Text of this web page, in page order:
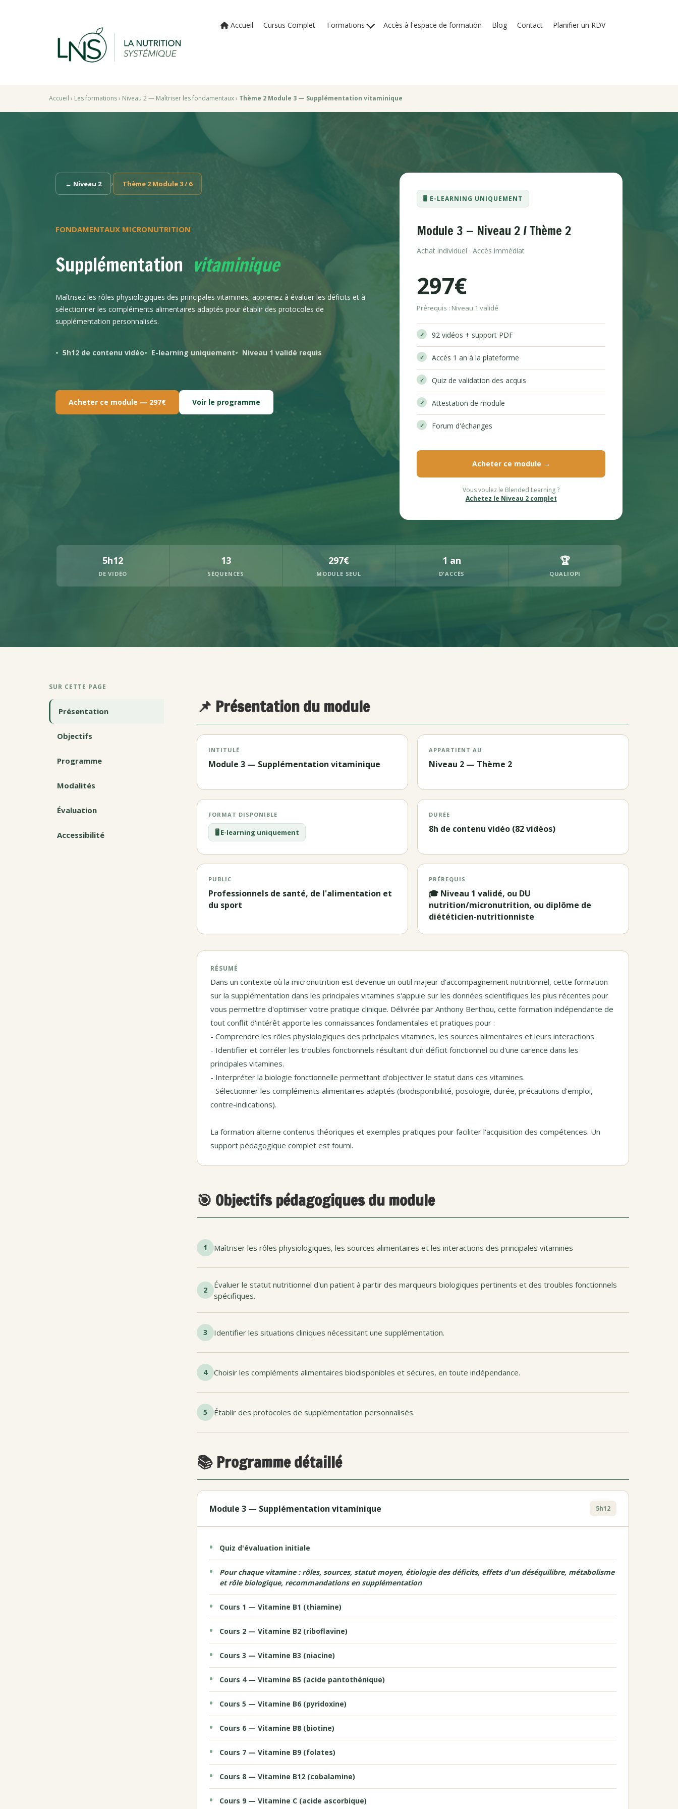
Accueil Cursus Complet Formations Accès à l'espace de formation Blog Contact Planifier un RDV
Accueil › Les formations› Niveau 2 — Maîtriser les fondamentaux› Thème 2 Module 3 — Supplémentation vitaminique
← Niveau 2 › Thème 2 Module 3 / 6
FONDAMENTAUX MICRONUTRITION
Supplémentation vitaminique
Maîtrisez les rôles physiologiques des principales vitamines, apprenez à évaluer les déficits et à
sélectionner les compléments alimentaires adaptés pour établir des protocoles de
supplémentation personnalisés.
5h12 de contenu vidéo E-learning uniquement Niveau 1 validé requis
Acheter ce module — 297€ Voir le programme
🖥️ E-LEARNING UNIQUEMENT
Module 3 — Niveau 2 / Thème 2
Achat individuel · Accès immédiat
297€
Prérequis : Niveau 1 validé
92 vidéos + support PDF
Accès 1 an à la plateforme
Quiz de validation des acquis
Attestation de module
Forum d'échanges
Acheter ce module →
Vous voulez le Blended Learning ?
Achetez le Niveau 2 complet
5h12
DE VIDÉO
13
SÉQUENCES
297€
MODULE SEUL
1 an
D'ACCÈS
🏆
QUALIOPI
SUR CETTE PAGE
Présentation
Objectifs
Programme
Modalités
Évaluation
Accessibilité
📌 Présentation du module
INTITULÉ
Module 3 — Supplémentation vitaminique
APPARTIENT AU
Niveau 2 — Thème 2
FORMAT DISPONIBLE
🖥️ E-learning uniquement
DURÉE
8h de contenu vidéo (82 vidéos)
PUBLIC
Professionnels de santé, de l'alimentation et
du sport
PRÉREQUIS
🎓 Niveau 1 validé, ou DU
nutrition/micronutrition, ou diplôme de
diététicien-nutritionniste
RÉSUMÉ
Dans un contexte où la micronutrition est devenue un outil majeur d'accompagnement nutritionnel, cette formation
sur la supplémentation dans les principales vitamines s'appuie sur les données scientifiques les plus récentes pour
vous permettre d'optimiser votre pratique clinique. Délivrée par Anthony Berthou, cette formation indépendante de
tout conflit d'intérêt apporte les connaissances fondamentales et pratiques pour :
- Comprendre les rôles physiologiques des principales vitamines, les sources alimentaires et leurs interactions.
- Identifier et corréler les troubles fonctionnels résultant d'un déficit fonctionnel ou d'une carence dans les
principales vitamines.
- Interpréter la biologie fonctionnelle permettant d'objectiver le statut dans ces vitamines.
- Sélectionner les compléments alimentaires adaptés (biodisponibilité, posologie, durée, précautions d'emploi,
contre-indications).
La formation alterne contenus théoriques et exemples pratiques pour faciliter l'acquisition des compétences. Un
support pédagogique complet est fourni.
🎯 Objectifs pédagogiques du module
1 Maîtriser les rôles physiologiques, les sources alimentaires et les interactions des principales vitamines
2
Évaluer le statut nutritionnel d'un patient à partir des marqueurs biologiques pertinents et des troubles fonctionnels
spécifiques.
3 Identifier les situations cliniques nécessitant une supplémentation.
4 Choisir les compléments alimentaires biodisponibles et sécures, en toute indépendance.
5 Établir des protocoles de supplémentation personnalisés.
📚 Programme détaillé
Module 3 — Supplémentation vitaminique 5h12
Quiz d'évaluation initiale
Pour chaque vitamine : rôles, sources, statut moyen, étiologie des déficits, effets d'un déséquilibre, métabolisme
et rôle biologique, recommandations en supplémentation
Cours 1 — Vitamine B1 (thiamine)
Cours 2 — Vitamine B2 (riboflavine)
Cours 3 — Vitamine B3 (niacine)
Cours 4 — Vitamine B5 (acide pantothénique)
Cours 5 — Vitamine B6 (pyridoxine)
Cours 6 — Vitamine B8 (biotine)
Cours 7 — Vitamine B9 (folates)
Cours 8 — Vitamine B12 (cobalamine)
Cours 9 — Vitamine C (acide ascorbique)